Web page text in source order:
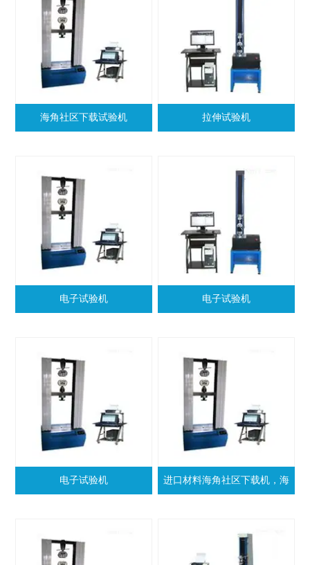
海角社区下载试验机 拉伸试验机
电子试验机 电子试验机
电子试验机 进口材料海角社区下载机，海